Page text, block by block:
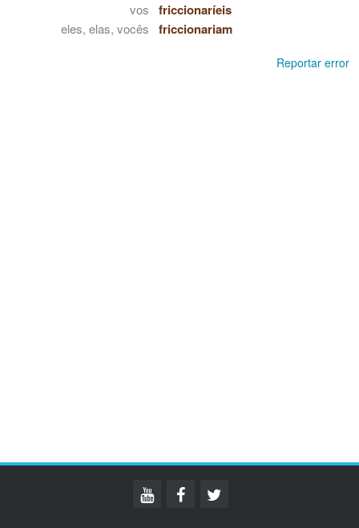
vos friccionaríeis
eles, elas, vocês friccionariam
Reportar error